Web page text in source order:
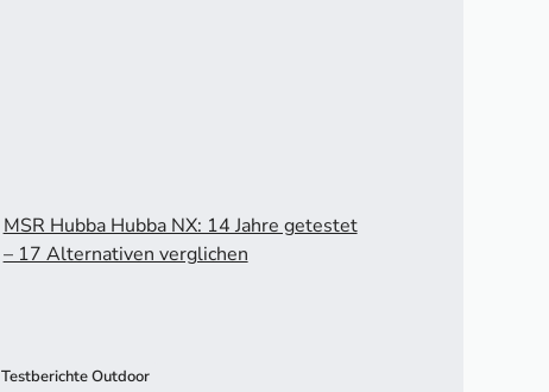
MSR Hubba Hubba NX: 14 Jahre getestet
– 17 Alternativen verglichen
Testberichte Outdoor